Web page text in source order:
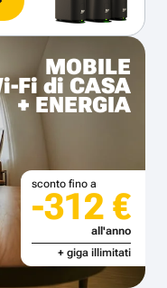
MOBILE
Fi di CASA
+ ENERGIA
sconto fino a
-312 €
all'anno
+ giga illimitati